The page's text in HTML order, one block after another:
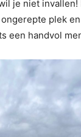
je niet
plek
een handvol